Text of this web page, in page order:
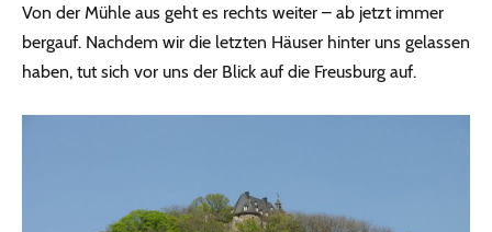
Von der Mühle aus geht es rechts weiter – ab jetzt immer
bergauf. Nachdem wir die letzten Häuser hinter uns gelassen
haben, tut sich vor uns der Blick auf die Freusburg auf.